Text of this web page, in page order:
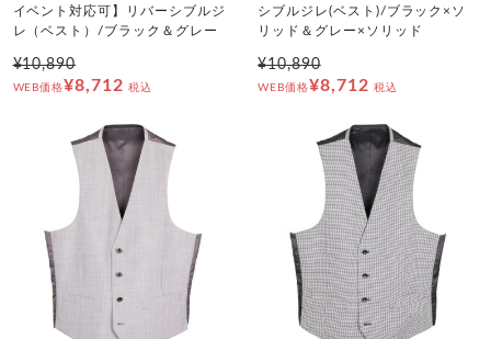
イベント対応可】リバーシブルジ
レ（ベスト）/ブラック＆グレー
¥10,890
WEB価格¥8,712 税込
シブルジレ(ベスト)/ブラック×ソ
リッド＆グレー×ソリッド
¥10,890
WEB価格¥8,712 税込